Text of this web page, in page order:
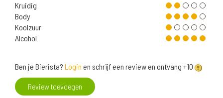
Kruidig
Body
Koolzuur
Alcohol
Ben je Bierista? Login en schrijf een review en ontvang +10
Review toevoegen